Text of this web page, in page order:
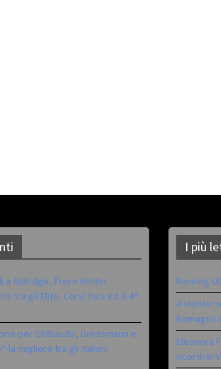
a Aldridge, Frei e Hutter.
tra gli Elite. Corvi fora ed è 4^
per Ghibaudo, Grossmann e
la migliore tra gli italiani
I più
Ranking
A
Romagna
Eleonora
ricordi in